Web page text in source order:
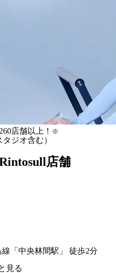
260店舗以上！ ※
ジオ含む）
店舗
線 「 中央林間駅 」
徒歩2分
見る